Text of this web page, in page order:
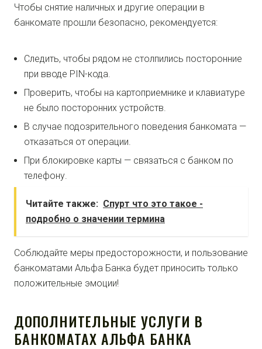
Чтобы снятие наличных и другие операции в
банкомате прошли безопасно, рекомендуется:
Следить, чтобы рядом не столпились посторонние
при вводе PIN-кода.
Проверить, чтобы на картоприемнике и клавиатуре
не было посторонних устройств.
В случае подозрительного поведения банкомата —
отказаться от операции.
При блокировке карты — связаться с банком по
телефону.
Читайте также: Спурт что это такое -
подробно о значении термина
Соблюдайте меры предосторожности, и пользование
банкоматами Альфа Банка будет приносить только
положительные эмоции!
ДОПОЛНИТЕЛЬНЫЕ УСЛУГИ В
БАНКОМАТАХ АЛЬФА БАНКА